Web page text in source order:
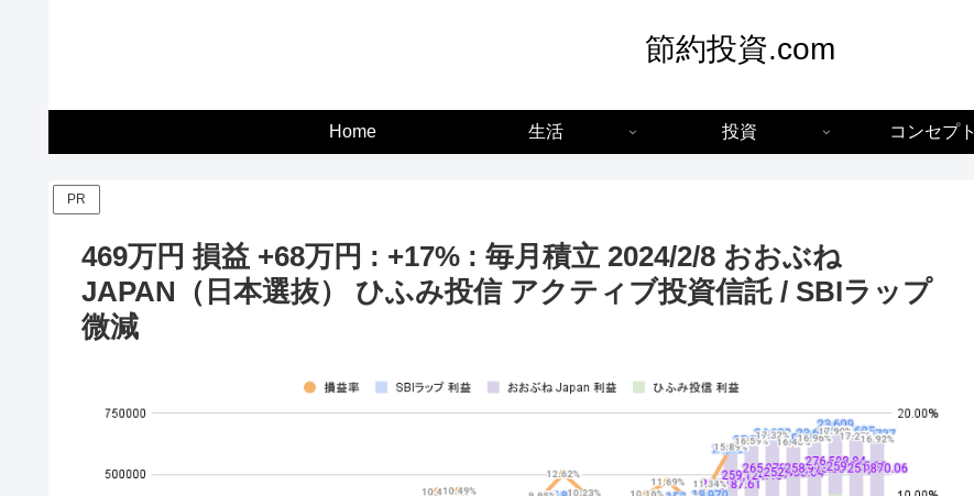
節約投資.com
Home 生活 投資 コンセプト
PR
469万円 損益 +68万円 : +17% : 毎月積立 2024/2/8 おおぶね
JAPAN（日本選抜） ひふみ投信 アクティブ投資信託 / SBIラップ
微減